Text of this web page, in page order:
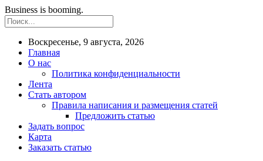
Business is booming.
Воскресенье, 9 августа, 2026
Главная
О нас
Политика конфиденциальности
Лента
Стать автором
Правила написания и размещения статей
Предложить статью
Задать вопрос
Карта
Заказать статью